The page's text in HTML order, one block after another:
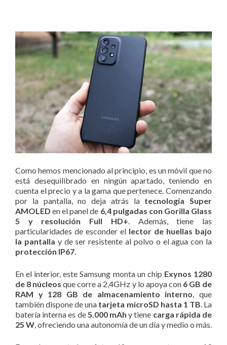
Como hemos mencionado al principio, es un móvil que no
está desequilibrado en ningún apartado, teniendo en
cuenta el precio y a la gama que pertenece. Comenzando
por la pantalla, no deja atrás la tecnología Super
AMOLED en el panel de 6,4 pulgadas con Gorilla Glass
5 y resolución Full HD+. Además, tiene las
particularidades de esconder el lector de huellas bajo
la pantalla y de ser resistente al polvo o el agua con la
protección IP67.
En el interior, este Samsung monta un chip Exynos 1280
de 8 núcleos que corre a 2,4GHz y lo apoya con 6 GB de
RAM y 128 GB de almacenamiento interno, que
también dispone de una tarjeta microSD hasta 1 TB. La
batería interna es de5.000 mAh y tiene carga rápida de
25 W, ofreciendo una autonomía de un día y medio o más.